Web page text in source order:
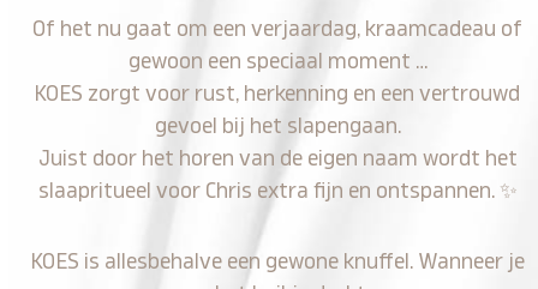
Of het nu gaat om een verjaardag, kraamcadeau of
gewoon een speciaal moment …
KOES zorgt voor rust, herkenning en een vertrouwd
gevoel bij het slapengaan.
Juist door het horen van de eigen naam wordt het
slaapritueel voor Chris extra fijn en ontspannen. ✨
KOES is allesbehalve een gewone knuffel. Wanneer je